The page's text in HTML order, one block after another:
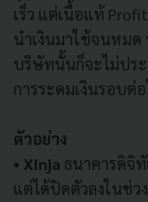
เร็ว แต่เนื้อแท้
นำเงินมาใช้จนหมด
บริษัทนั้นก็จะไม่ปร
การระดมเงินรอบต่
ตัวอย่าง
• Xinja ธนาคารดิจิ
แต่ได้ปิดตัวลงในช่ว